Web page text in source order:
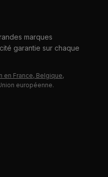
marques
garantie sur chaque
en France, Belgique,
européenne.